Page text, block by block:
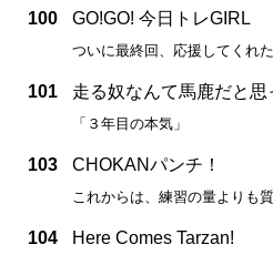
100 GO!GO! 今日トレGIRL
ついに最終回、応援してくれ
101 走る奴なんて馬鹿だと思
「３年目の本気」
103 CHOKANパンチ！
これからは、練習の量よりも
104 Here Comes Tarzan!